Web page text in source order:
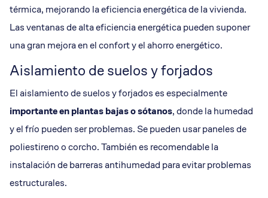
térmica, mejorando la eficiencia energética de la vivienda.
Las ventanas de alta eficiencia energética pueden suponer
una gran mejora en el confort y el ahorro energético.
Aislamiento de suelos y forjados
El aislamiento de suelos y forjados es especialmente
importante en plantas bajas o sótanos, donde la humedad
y el frío pueden ser problemas. Se pueden usar paneles de
poliestireno o corcho. También es recomendable la
instalación de barreras antihumedad para evitar problemas
estructurales.